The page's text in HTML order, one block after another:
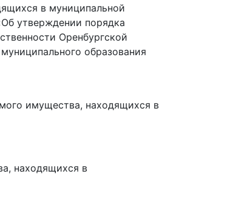
в муниципальной
утверждении порядка
Оренбургской
образования
имущества, находящихся в
находящихся в